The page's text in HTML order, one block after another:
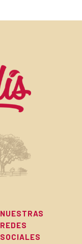
NUESTRAS
REDES
SOCIALES